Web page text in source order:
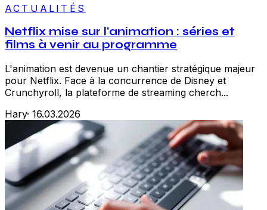
ACTUALITÉS
Netflix mise sur l'animation : séries et
films à venir au programme
L'animation est devenue un chantier stratégique majeur
pour Netflix. Face à la concurrence de Disney et
Crunchyroll, la plateforme de streaming cherch...
Hary· 16.03.2026